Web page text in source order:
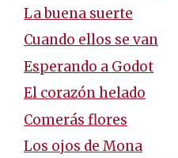
La buena suerte
Cuando ellos se van
Esperando a Godot
El corazón helado
Comerás flores
Los ojos de Mona